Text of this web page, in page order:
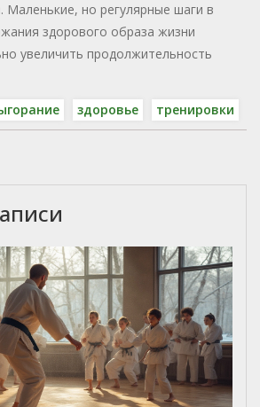
Маленькие, но регулярные шаги в
здорового образа жизни
увеличить продолжительность
здоровье тренировки